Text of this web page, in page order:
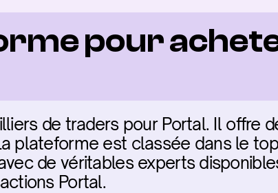
pour
de traders pour Portal. Il offre
plateforme est classée dans le
de véritables experts
Portal.